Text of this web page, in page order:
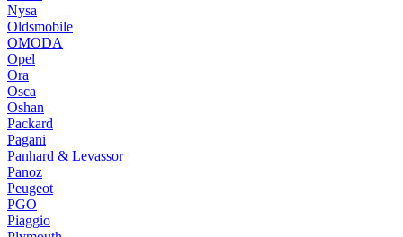
Nysa
Oldsmobile
OMODA
Opel
Ora
Osca
Oshan
Packard
Pagani
Panhard & Levassor
Panoz
Peugeot
PGO
Piaggio